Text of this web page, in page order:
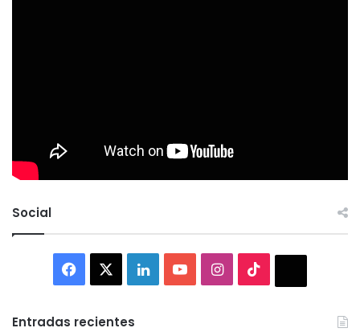
Social
Facebook LinkedInYouTubeInstagram
Entradas recientes